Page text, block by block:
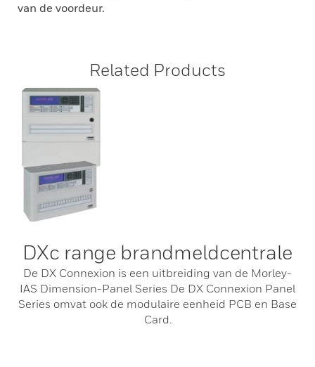
van de voordeur.
Related Products
DXc range brandmeldcentrale
De DX Connexion is een uitbreiding van de Morley-
IAS Dimension-Panel Series De DX Connexion Panel
Series omvat ook de modulaire eenheid PCB en Base
Card.